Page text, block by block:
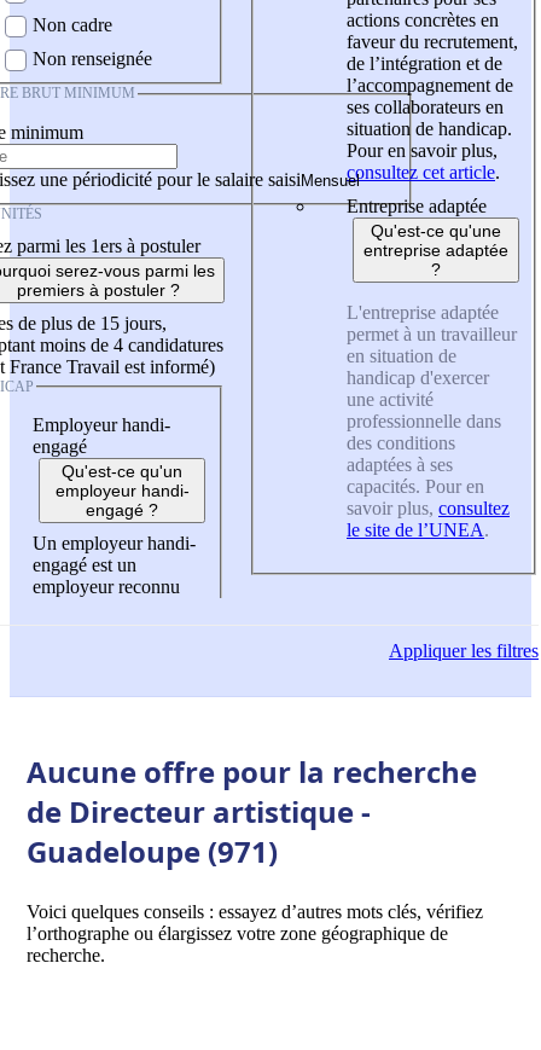
Non cadre
Non renseignée
BRUT MINIMUM
minimum
une périodicité pour le salaire saisi
parmi les 1ers à postuler
serez-vous parmi les
premiers à postuler ?
de plus de 15 jours,
moins de 4 candidatures
France Travail est informé)
Employeur handi-
engagé
Qu'est-ce qu'un
employeur handi-
engagé ?
Un employeur handi-
engagé est un
employeur reconnu
actions concrètes en
faveur du recrutement,
de l’intégration et de
l’accompagnement de
ses collaborateurs en
situation de handicap.
Pour en savoir plus,
consultez cet article.
Entreprise adaptée
Qu'est-ce qu'une
entreprise adaptée
?
L'entreprise adaptée
permet à un travailleur
en situation de
handicap d'exercer
une activité
professionnelle dans
des conditions
adaptées à ses
capacités. Pour en
savoir plus, consultez
le site de l’UNEA.
Appliquerles filtres
Aucune offre pour la recherche
de Directeur artistique -
Guadeloupe (971)
Voici quelques conseils : essayez d’autres mots clés, vérifiez
l’orthographe ou élargissez votre zone géographique de
recherche.